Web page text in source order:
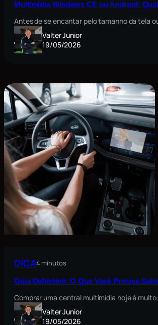
Multimídia Windows CE ou Android:
Antes de se encantar pelo tamanho da tela
Valter Junior
19/05/2026
DICA4 minutos
Guia Definitivo: O Que Você Precisa
Comprar uma central multimídia hoje é
Valter Junior
19/05/2026